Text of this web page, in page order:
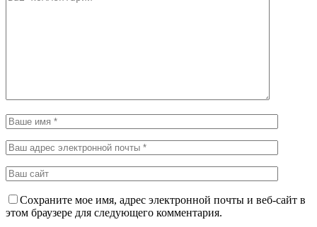
Сохраните мое имя, адрес электронной почты и веб-сайт в
этом браузере для следующего комментария.